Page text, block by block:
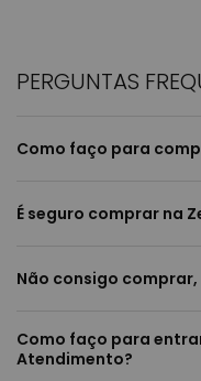
PERGUNTAS
Como faço para
É seguro comprar na
Não consigo
Como faço para
Atendimento?